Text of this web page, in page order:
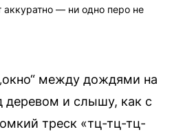
аккуратно — ни одно перо не
между дождями на
деревом и слышу, как с
треск «тц-тц-тц-